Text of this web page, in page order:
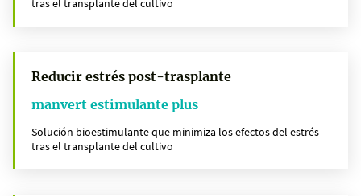
tras el transplante del cultivo
Reducir estrés post-trasplante
manvert estimulante plus
Solución bioestimulante que minimiza los efectos del estrés
tras el transplante del cultivo